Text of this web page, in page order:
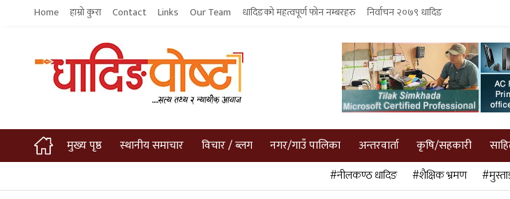
Home हाम्रो कुरा Contact Links Our Team धादिङको महत्वपूर्ण फोन नम्बरहरु निर्वाचन २०७९ धादिङ
मुख्य पृष्ठ स्थानीय समाचार विचार / ब्लग नगर/गाउँ पालिका अन्तरवार्ता कृषि/सहकारी
#नीलकण्ठ धादिङ #शैक्षिक भ्रमण